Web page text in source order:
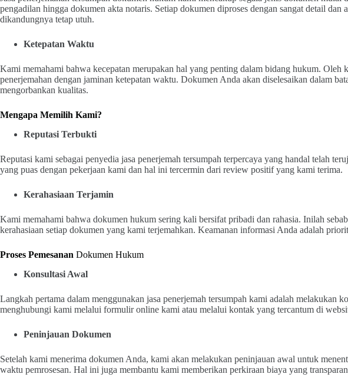
pengadilan hingga dokumen akta notaris. Setiap dokumen diproses dengan sangat detail dan
dikandungnya tetap utuh.
Ketepatan Waktu
Kami memahami bahwa kecepatan merupakan hal yang penting dalam bidang hukum. Oleh
penerjemahan dengan jaminan ketepatan waktu. Dokumen Anda akan diselesaikan dalam
mengorbankan kualitas.
Mengapa Memilih Kami?
Reputasi Terbukti
Reputasi kami sebagai penyedia jasa penerjemah tersumpah terpercaya yang handal telah
yang puas dengan pekerjaan kami dan hal ini tercermin dari review positif yang kami terima.
Kerahasiaan Terjamin
Kami memahami bahwa dokumen hukum sering kali bersifat pribadi dan rahasia. Inilah
kerahasiaan setiap dokumen yang kami terjemahkan. Keamanan informasi Anda adalah
Proses Pemesanan Dokumen Hukum
Konsultasi Awal
Langkah pertama dalam menggunakan jasa penerjemah tersumpah kami adalah melakukan
menghubungi kami melalui formulir online kami atau melalui kontak yang tercantum di
Peninjauan Dokumen
Setelah kami menerima dokumen Anda, kami akan melakukan peninjauan awal untuk
waktu pemrosesan. Hal ini juga membantu kami memberikan perkiraan biaya yang